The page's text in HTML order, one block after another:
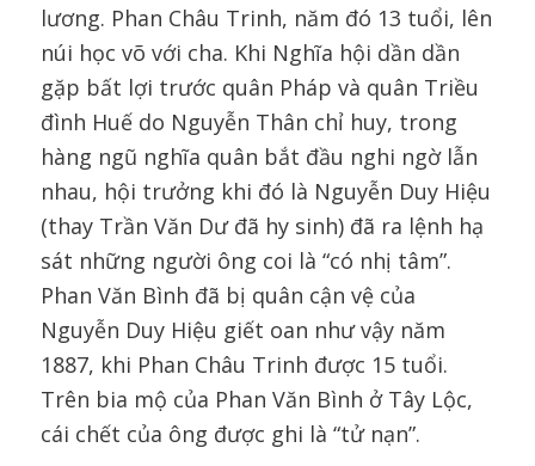
lương. Phan Châu Trinh, năm đó 13 tuổi, lên
núi học võ với cha. Khi Nghĩa hội dần dần
gặp bất lợi trước quân Pháp và quân Triều
đình Huế do Nguyễn Thân chỉ huy, trong
hàng ngũ nghĩa quân bắt đầu nghi ngờ lẫn
nhau, hội trưởng khi đó là Nguyễn Duy Hiệu
(thay Trần Văn Dư đã hy sinh) đã ra lệnh hạ
sát những người ông coi là “có nhị tâm”.
Phan Văn Bình đã bị quân cận vệ của
Nguyễn Duy Hiệu giết oan như vậy năm
1887, khi Phan Châu Trinh được 15 tuổi.
Trên bia mộ của Phan Văn Bình ở Tây Lộc,
cái chết của ông được ghi là “tử nạn”.